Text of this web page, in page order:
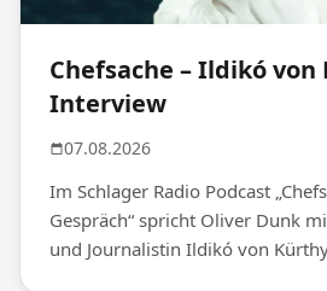
Chefsache – Ildikó von
Interview
07.08.2026
Im Schlager Radio Podcast
Gespräch“ spricht Oliver Dunk
und Journalistin Ildikó von